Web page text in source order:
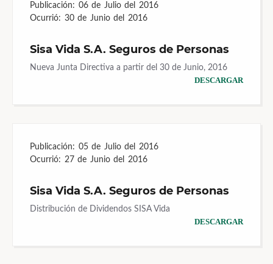
Publicación: 06 de Julio del 2016
Ocurrió: 30 de Junio del 2016
Sisa Vida S.A. Seguros de Personas
Nueva Junta Directiva a partir del 30 de Junio, 2016
DESCARGAR
Publicación: 05 de Julio del 2016
Ocurrió: 27 de Junio del 2016
Sisa Vida S.A. Seguros de Personas
Distribución de Dividendos SISA Vida
DESCARGAR